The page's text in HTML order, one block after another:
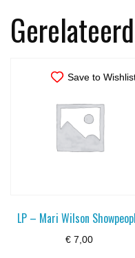
Save to
LP – Mari Wilson
€ 7,00